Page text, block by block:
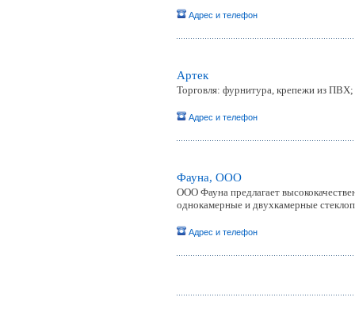
Адрес и телефон
Артек
Торговля: фурнитура, крепежи из
Адрес и телефон
Фауна, ООО
ООО Фауна предлагает
однокамерные и двухкамерные
Адрес и телефон